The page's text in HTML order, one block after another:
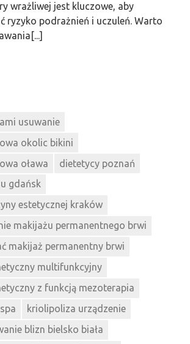
wrażliwej jest kluczowe, aby
ryzyko podrażnień i uczuleń. Warto
usuwanie
okolic bikini
oława
dietetycy poznań
gdańsk
estetycznej kraków
makijażu permanentnego brwi
makijaż permanentny brwi
multifunkcyjny
z funkcją mezoterapia
kriolipoliza urządzenie
blizn bielsko biała